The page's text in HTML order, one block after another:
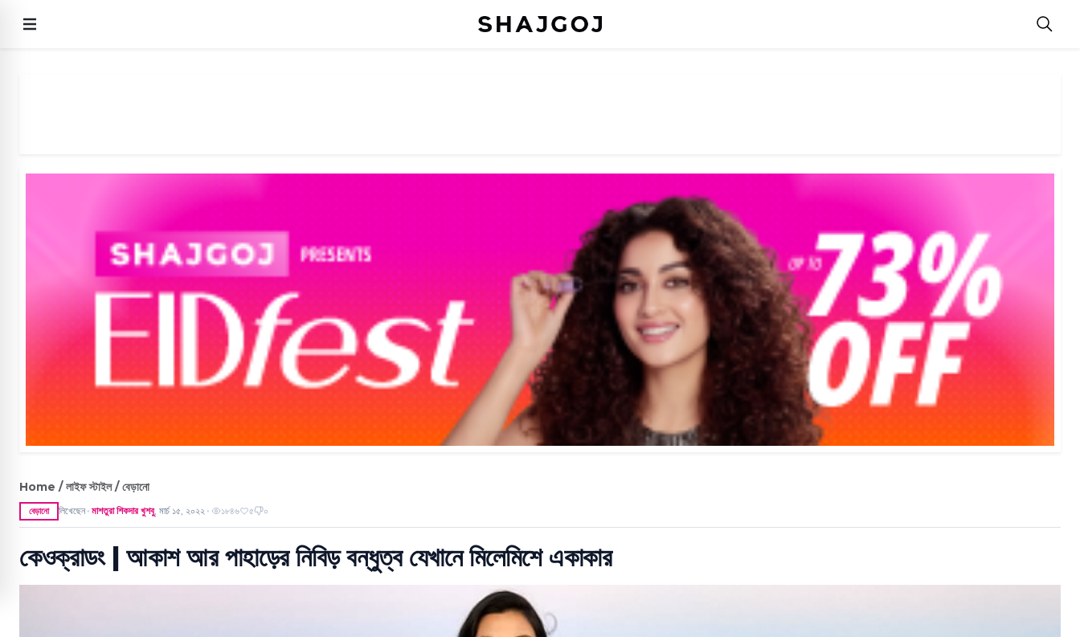
Home / লাইফ স্টাইল / বেড়ানো
বেড়ানো লিখেছেন ● মাশতুরা শিকদার খুশবু, মার্চ ১৫, ২০২২ ● ১৮৪৬ ৫ ০
কেওক্রাডং | আকাশ আর পাহাড়ের নিবিড় বন্ধুত্ব যেখানে মিলেমিশে একাকার